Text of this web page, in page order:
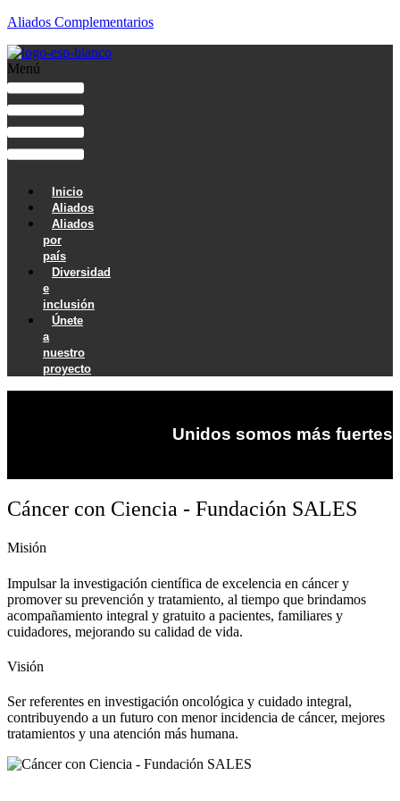
Aliados Complementarios
Menú
Inicio
Aliados
Aliados
por
país
Diversidad
e
inclusión
Únete
a
nuestro
proyecto
Unidos somos más fuertes
Cáncer con Ciencia - Fundación SALES
Misión
Impulsar la investigación científica de excelencia en cáncer y
promover su prevención y tratamiento, al tiempo que brindamos
acompañamiento integral y gratuito a pacientes, familiares y
cuidadores, mejorando su calidad de vida.
Visión
Ser referentes en investigación oncológica y cuidado integral,
contribuyendo a un futuro con menor incidencia de cáncer, mejores
tratamientos y una atención más humana.